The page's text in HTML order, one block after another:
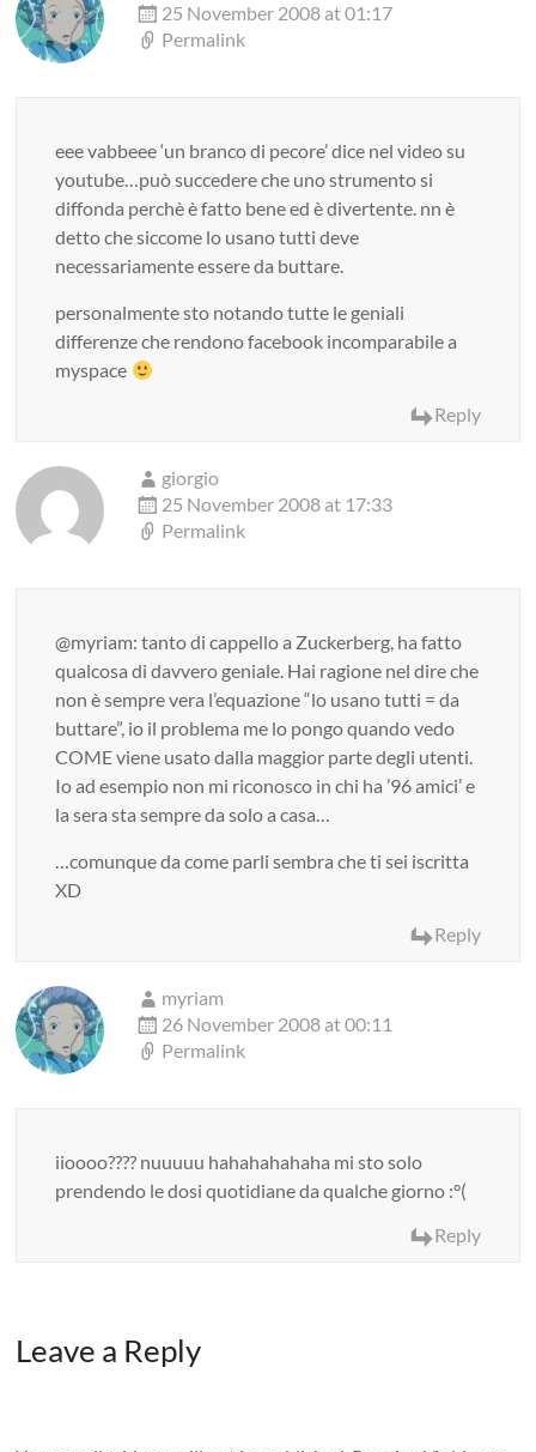
25 November 2008 at 01:17
Permalink
eee vabbeee ‘un branco di pecore’ dice nel video su
youtube…può succedere che uno strumento si
diffonda perchè è fatto bene ed è divertente. nn è
detto che siccome lo usano tutti deve
necessariamente essere da buttare.
personalmente sto notando tutte le geniali
differenze che rendono facebook incomparabile a
myspace
Reply
giorgio
25 November 2008 at 17:33
Permalink
@myriam: tanto di cappello a Zuckerberg, ha fatto
qualcosa di davvero geniale. Hai ragione nel dire che
non è sempre vera l’equazione “lo usano tutti = da
buttare”, io il problema me lo pongo quando vedo
COME viene usato dalla maggior parte degli utenti.
Io ad esempio non mi riconosco in chi ha ’96 amici’ e
la sera sta sempre da solo a casa…
…comunque da come parli sembra che ti sei iscritta
XD
Reply
myriam
26 November 2008 at 00:11
Permalink
iioooo???? nuuuuu hahahahahaha mi sto solo
prendendo le dosi quotidiane da qualche giorno :°(
Reply
Leave a Reply